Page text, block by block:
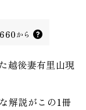
から
越後妻有里山現
解説がこの1冊